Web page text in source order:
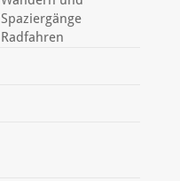
Spaziergänge
Radfahren